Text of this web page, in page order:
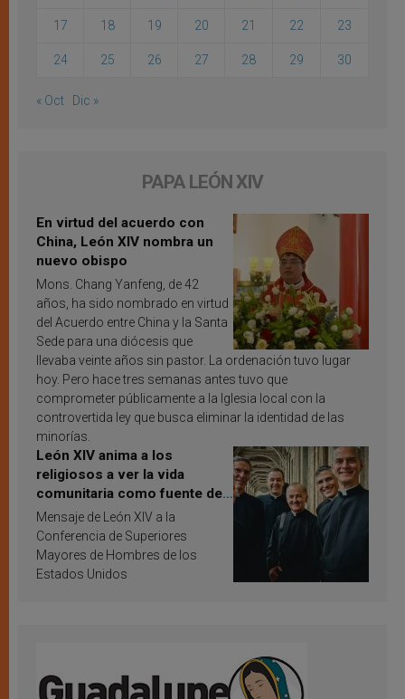
17 18 19 20 21 22 23
24 25 26 27 28 29 30
« Oct Dic »
PAPA LEÓN XIV
En virtud del acuerdo con
China, León XIV nombra un
nuevo obispo
Mons. Chang Yanfeng, de 42
años, ha sido nombrado en virtud
del Acuerdo entre China y la Santa
Sede para una diócesis que
llevaba veinte años sin pastor. La ordenación tuvo lugar
hoy. Pero hace tres semanas antes tuvo que
comprometer públicamente a la Iglesia local con la
controvertida ley que busca eliminar la identidad de las
minorías.
León XIV anima a los
religiosos a ver la vida
comunitaria como fuente de
inspiración y santificación
Mensaje de León XIV a la
Conferencia de Superiores
Mayores de Hombres de los
Estados Unidos